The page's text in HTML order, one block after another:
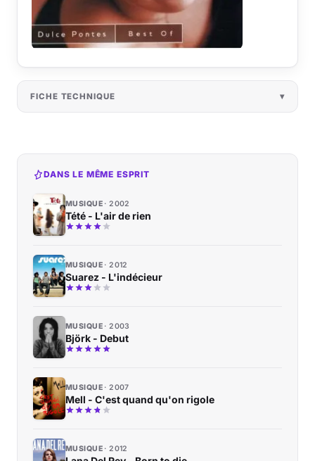
FICHE TECHNIQUE
DANS LE MÊME ESPRIT
MUSIQUE 2002
Tété - L'air de rien
MUSIQUE 2012
Suarez - L'indécieur
MUSIQUE 2003
Björk - Debut
MUSIQUE 2007
Mell - C'est quand qu'on rigole
MUSIQUE 2012